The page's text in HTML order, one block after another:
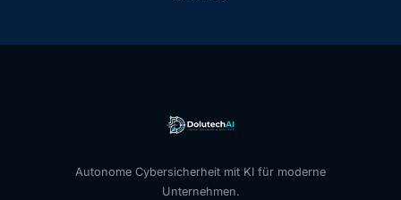
Autonome Cybersicherheit mit KI für moderne
Unternehmen.